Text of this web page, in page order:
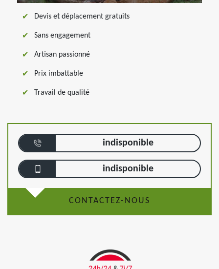
Devis et déplacement gratuits
Sans engagement
Artisan passionné
Prix imbattable
Travail de qualité
indisponible
indisponible
CONTACTEZ-NOUS